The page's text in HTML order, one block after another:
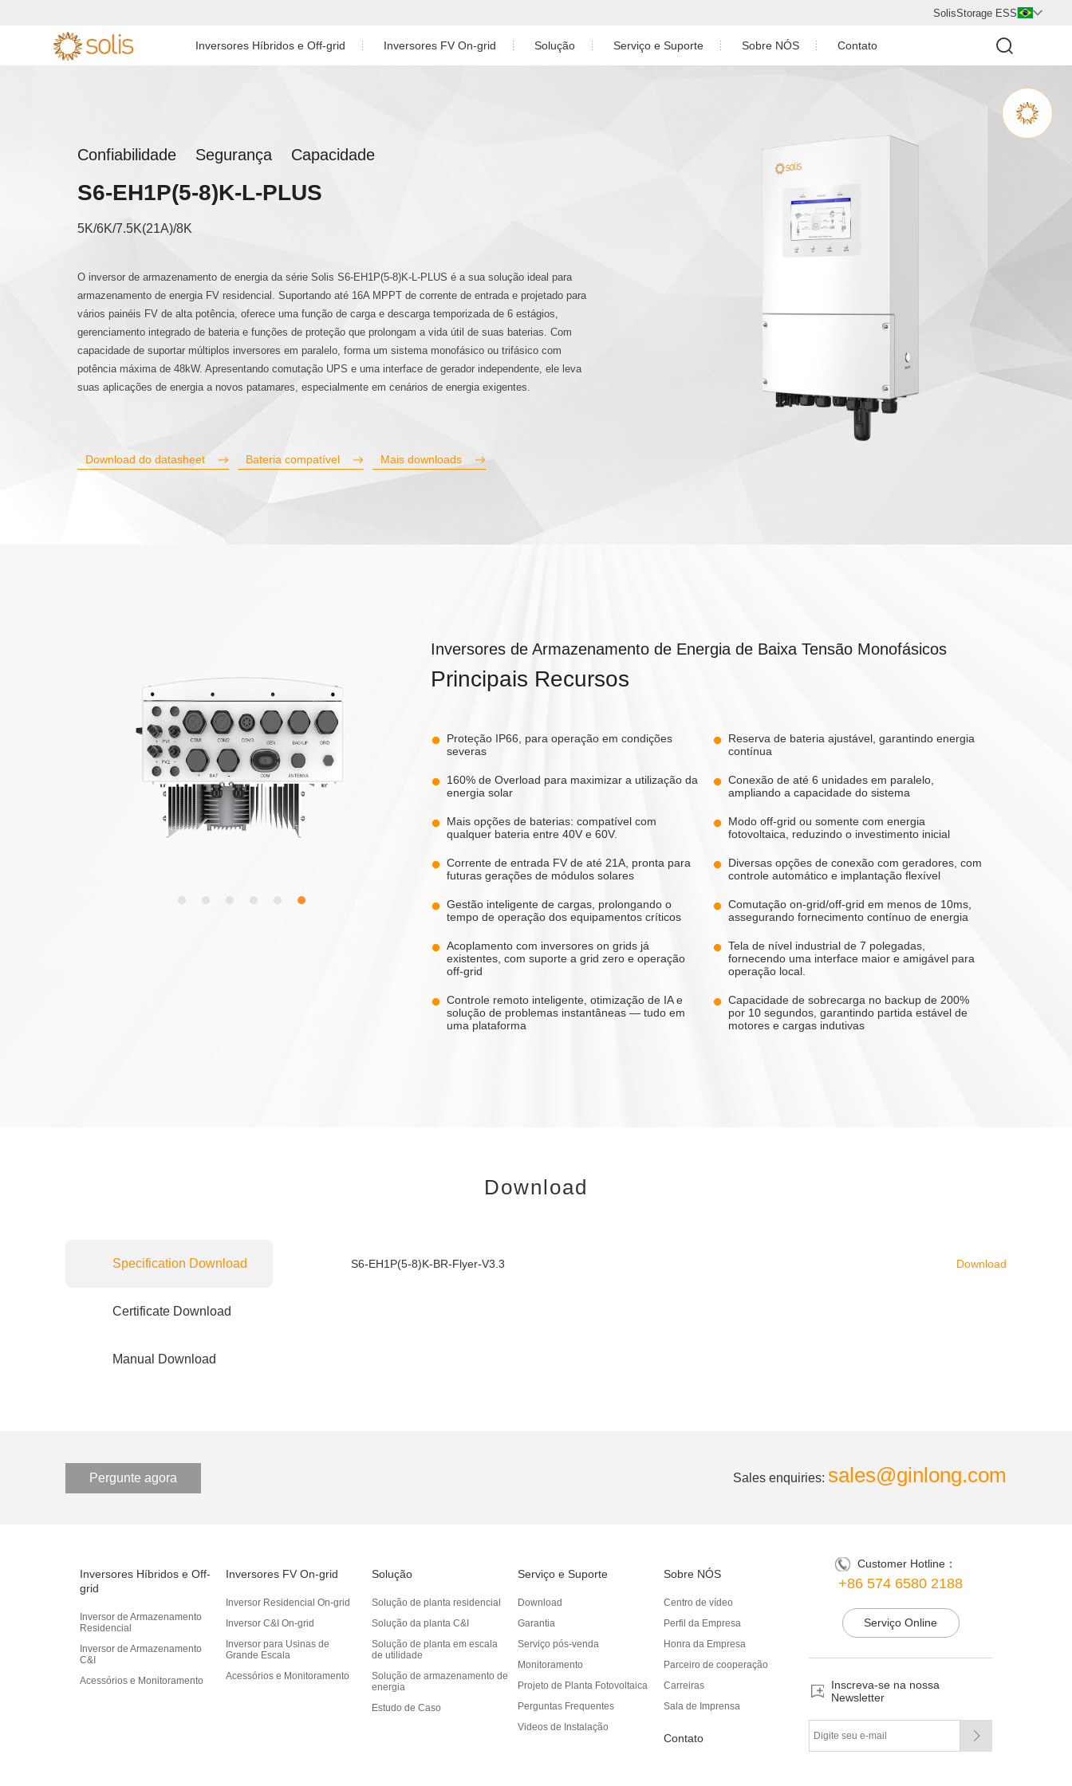
SolisStorage ESS

Inversores Híbridos e Off-grid
Inversor de Armazenamento
Inversor Híbrido Trifásico de Baixa Tensão
Inversor Híbrido de Fase Dividida de Baixa
Inversor Off-grid Monofásico
Inversores FV On-grid
Grande Escala
Acessórios e Monitoramento
Solução Serviço e Suporte Sobre NÓS
Carreiras
Sala de Imprensa
Contato
Confiabilidade Segurança Capacidade
S6-EH1P(5-8)K-L-PLUS
5K/6K/7.5K(21A)/8K
O inversor de armazenamento de energia da série Solis S6-EH1P(5-8)K-L-PLUS é a sua solução ideal para
armazenamento de energia FV residencial. Suportando até 16A MPPT de corrente de entrada e projetado para
vários painéis FV de alta potência, oferece uma função de carga e descarga temporizada de 6 estágios,
gerenciamento integrado de bateria e funções de proteção que prolongam a vida útil de suas baterias. Com
capacidade de suportar múltiplos inversores em paralelo, forma um sistema monofásico ou trifásico com
potência máxima de 48kW. Apresentando comutação UPS e uma interface de gerador independente, ele leva
suas aplicações de energia a novos patamares, especialmente em cenários de energia exigentes.
Download do datasheet Bateria compatível Mais downloads
Inversores de Armazenamento de Energia de Baixa Tensão Monofásicos
Principais Recursos
Proteção IP66, para operação em condições
severas
Reserva de bateria ajustável, garantindo energia
contínua
160% de Overload para maximizar a utilização da
energia solar
Conexão de até 6 unidades em paralelo,
ampliando a capacidade do sistema
Mais opções de baterias: compatível com
qualquer bateria entre 40V e 60V.
Modo off-grid ou somente com energia
fotovoltaica, reduzindo o investimento inicial
Corrente de entrada FV de até 21A, pronta para
futuras gerações de módulos solares
Diversas opções de conexão com geradores, com
controle automático e implantação flexível
Gestão inteligente de cargas, prolongando o
tempo de operação dos equipamentos críticos
Comutação on-grid/off-grid em menos de 10ms,
assegurando fornecimento contínuo de energia
Acoplamento com inversores on grids já
existentes, com suporte a grid zero e operação
off-grid
Tela de nível industrial de 7 polegadas,
fornecendo uma interface maior e amigável para
operação local.
Controle remoto inteligente, otimização de IA e
solução de problemas instantâneas — tudo em
uma plataforma
Capacidade de sobrecarga no backup de 200%
por 10 segundos, garantindo partida estável de
motores e cargas indutivas
Download
Specification Download
Certificate Download
Manual Download
S6-EH1P(5-8)K-BR-Flyer-V3.3 Download
Pergunte agora Sales enquiries: sales@ginlong.com
Inversores Híbridos e Off-
grid
Inversor de Armazenamento
Residencial
Inversor de Armazenamento
C&I
Acessórios e Monitoramento
Inversores FV On-grid
Inversor Residencial On-grid
Inversor C&I On-grid
Inversor para Usinas de
Grande Escala
Acessórios e Monitoramento
Solução
Solução de planta residencial
Solução da planta C&I
Solução de planta em escala
de utilidade
Solução de armazenamento de
energia
Estudo de Caso
Serviço e Suporte
Download
Garantia
Serviço pós-venda
Monitoramento
Projeto de Planta Fotovoltaica
Perguntas Frequentes
Videos de Instalação
Sobre NÓS
Centro de vídeo
Perfil da Empresa
Honra da Empresa
Parceiro de cooperação
Carreiras
Sala de Imprensa
Contato
Customer Hotline：
+86 574 6580 2188
Serviço Online
Inscreva-se na nossa
Newsletter
